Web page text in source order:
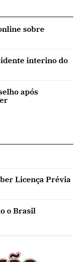
sobre
interino do
após
Licença Prévia
o Brasil